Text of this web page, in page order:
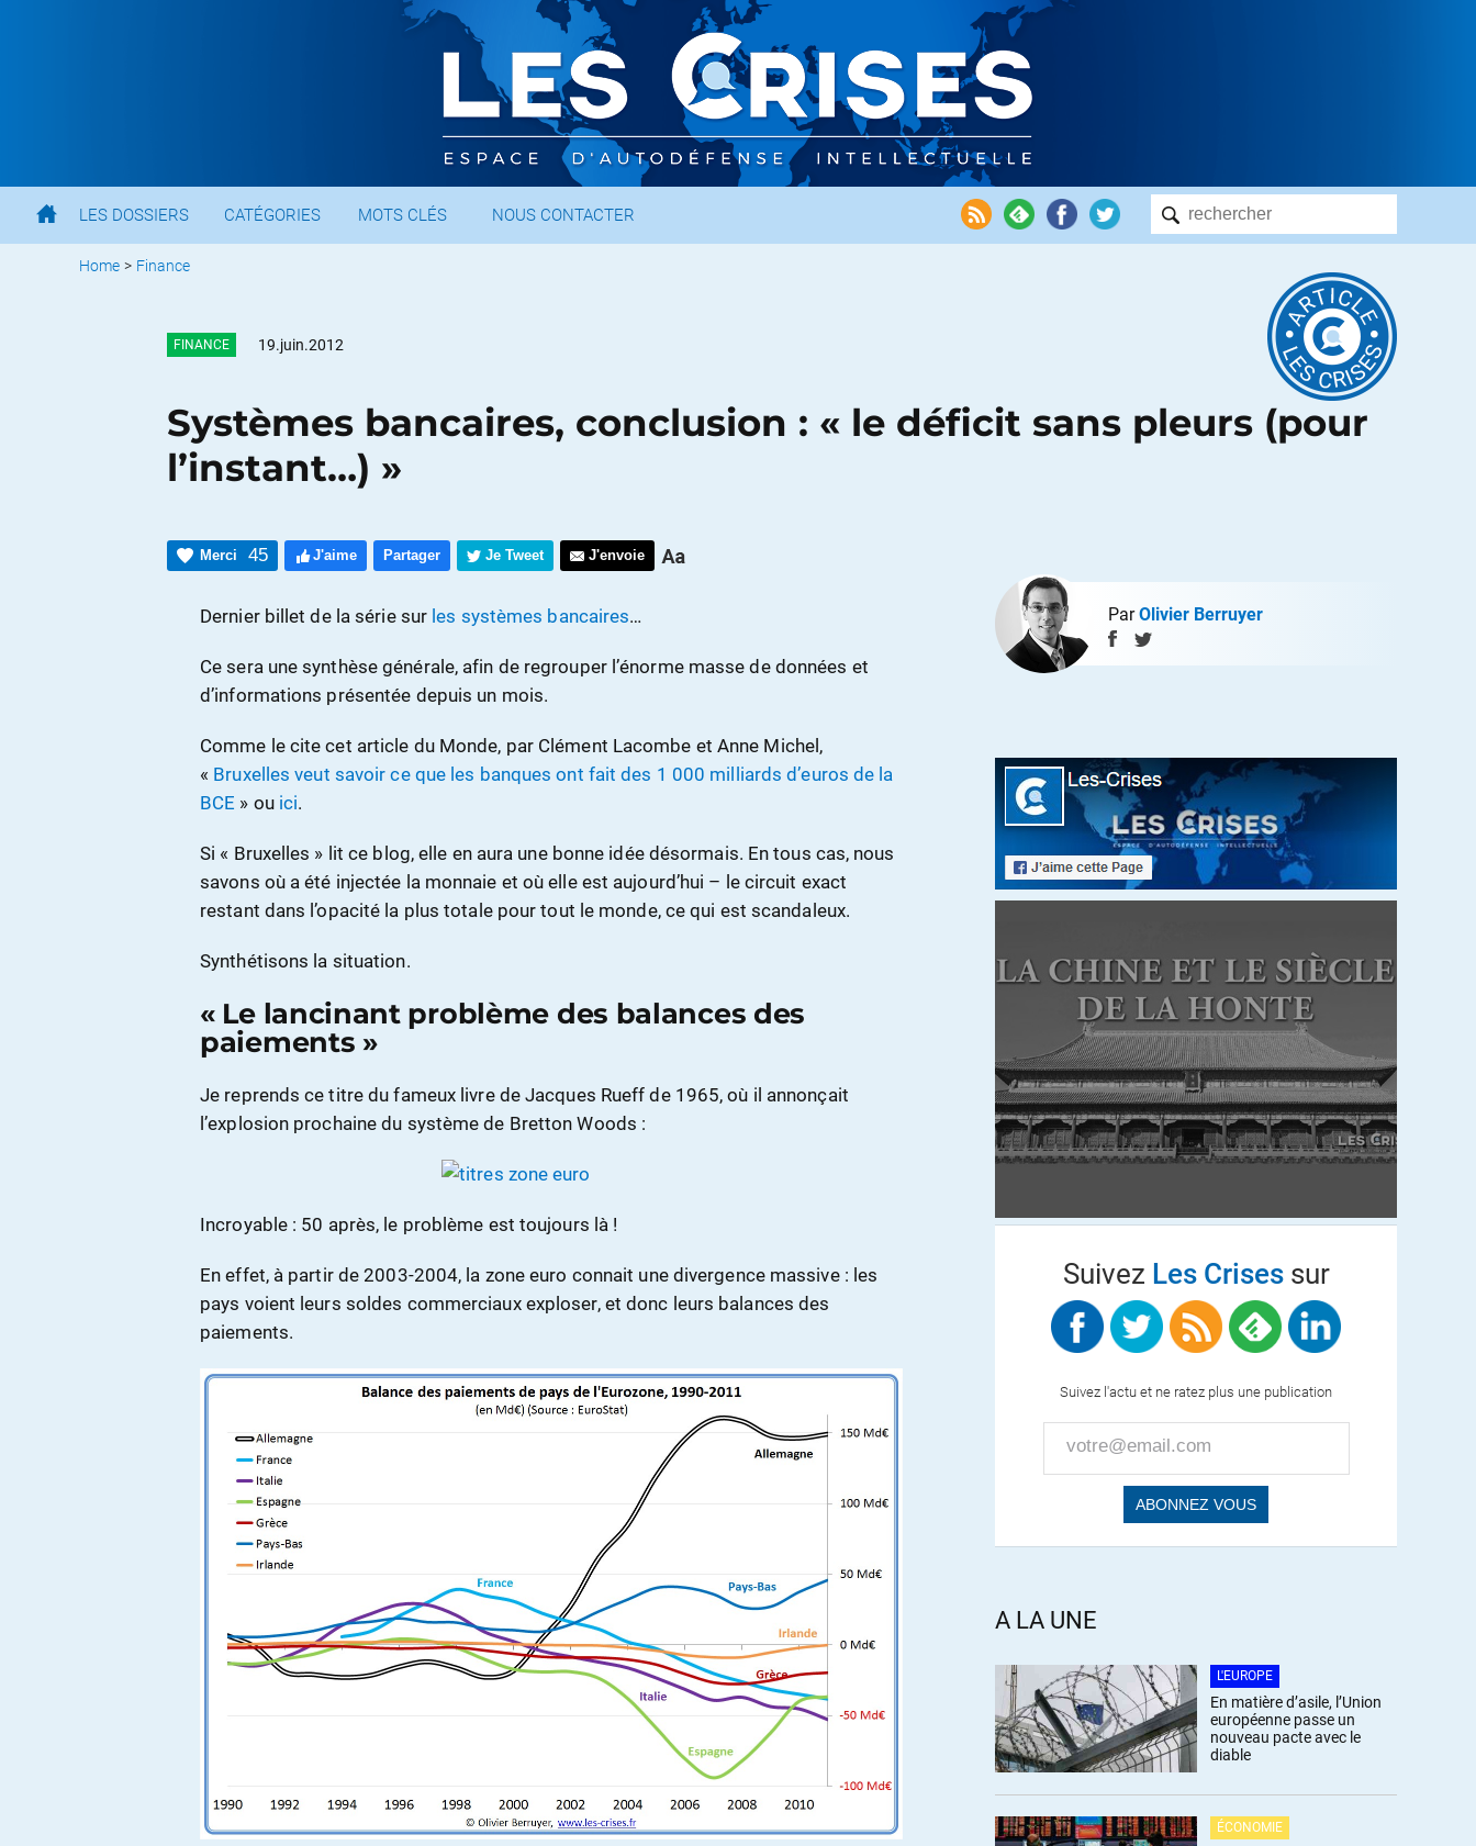
LES DOSSIERS CATÉGORIES MOTS CLÉS NOUS CONTACTER
Home > Finance
FINANCE 19.juin.2012
Systèmes bancaires, conclusion : « le déficit sans pleurs (pour
l’instant…) »
Merci 45 J'aime Partager Je Tweet J'envoie
Dernier billet de la série sur les systèmes bancaires…
Ce sera une synthèse générale, afin de regrouper l’énorme masse de données et
d’informations présentée depuis un mois.
Comme le cite cet article du Monde, par Clément Lacombe et Anne Michel,
« Bruxelles veut savoir ce que les banques ont fait des 1 000 milliards d’euros de la
BCE » ou ici.
Si « Bruxelles » lit ce blog, elle en aura une bonne idée désormais. En tous cas, nous
savons où a été injectée la monnaie et où elle est aujourd’hui – le circuit exact
restant dans l’opacité la plus totale pour tout le monde, ce qui est scandaleux.
Synthétisons la situation.
« Le lancinant problème des balances des
paiements »
Je reprends ce titre du fameux livre de Jacques Rueff de 1965, où il annonçait
l’explosion prochaine du système de Bretton Woods :
Incroyable : 50 après, le problème est toujours là !
En effet, à partir de 2003-2004, la zone euro connait une divergence massive : les
pays voient leurs soldes commerciaux exploser, et donc leurs balances des
paiements.
ParOlivier Berruyer
Suivez Les Crisessur
Suivez l'actu et ne ratez plus une publication
A LA UNE
L'EUROPE
En matière d’asile, l’Union
européenne passe un
nouveau pacte avec le
diable
ÉCONOMIE